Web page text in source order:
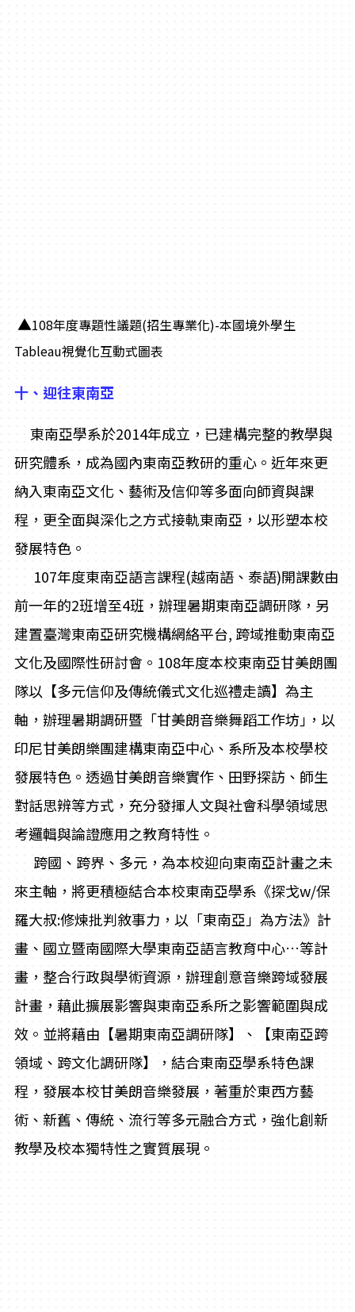
▲108年度專題性議題(招生專業化)-本國境外學生
Tableau視覺化互動式圖表
十、迎往東南亞
東南亞學系於2014年成立，已建構完整的教學與
研究體系，成為國內東南亞教研的重心。近年來更
納入東南亞文化、藝術及信仰等多面向師資與課
程，更全面與深化之方式接軌東南亞，以形塑本校
發展特色。
107年度東南亞語言課程(越南語、泰語)開課數由
前一年的2班增至4班，辦理暑期東南亞調研隊，另
建置臺灣東南亞研究機構網絡平台, 跨域推動東南亞
文化及國際性研討會。108年度本校東南亞甘美朗團
隊以【多元信仰及傳統儀式文化巡禮走讀】為主
軸，辦理暑期調研暨「甘美朗音樂舞蹈工作坊｣，以
印尼甘美朗樂團建構東南亞中心、系所及本校學校
發展特色。透過甘美朗音樂實作、田野探訪、師生
對話思辨等方式，充分發揮人文與社會科學領域思
考邏輯與論證應用之教育特性。
跨國、跨界、多元，為本校迎向東南亞計畫之未
來主軸，將更積極結合本校東南亞學系《探戈w/保
羅大叔:修煉批判敘事力，以「東南亞」為方法》計
畫、國立暨南國際大學東南亞語言教育中心…等計
畫，整合行政與學術資源，辦理創意音樂跨域發展
計畫，藉此擴展影響與東南亞系所之影響範圍與成
效。並將藉由【暑期東南亞調研隊】、【東南亞跨
領域、跨文化調研隊】，結合東南亞學系特色課
程，發展本校甘美朗音樂發展，著重於東西方藝
術、新舊、傳統、流行等多元融合方式，強化創新
教學及校本獨特性之實質展現。